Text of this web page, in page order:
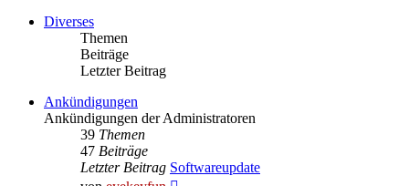
Diverses
Themen
Beiträge
Letzter Beitrag
Ankündigungen
Ankündigungen der Administratoren
39 Themen
47 Beiträge
Letzter Beitrag Softwareupdate